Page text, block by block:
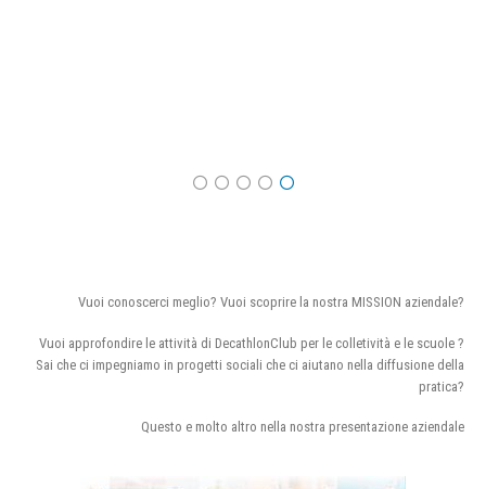
Vuoi conoscerci meglio? Vuoi scoprire la nostra MISSION aziendale?
Vuoi approfondire le attività di DecathlonClub per le colletività e le scuole ?
Sai che ci impegniamo in progetti sociali che ci aiutano nella diffusione della
pratica?
Questo e molto altro nella nostra presentazione aziendale